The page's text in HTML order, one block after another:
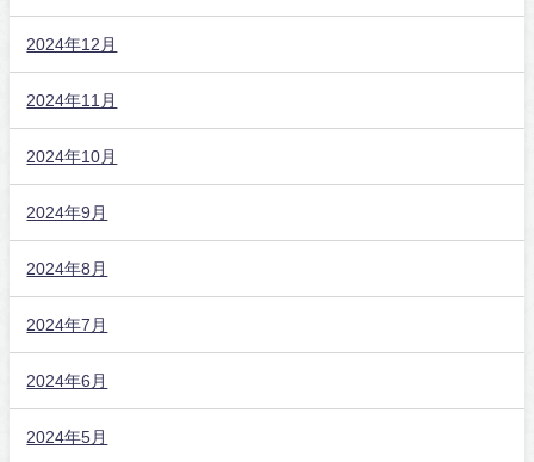
2024年12月
2024年11月
2024年10月
2024年9月
2024年8月
2024年7月
2024年6月
2024年5月